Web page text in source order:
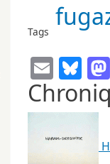
Tags
Email